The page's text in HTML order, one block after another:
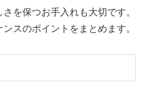
を保つお手入れも大切です。
スのポイントをまとめます。